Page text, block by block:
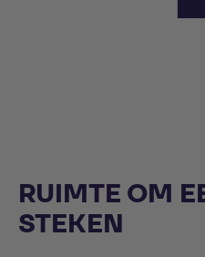
RUIMTE OM
STEKEN